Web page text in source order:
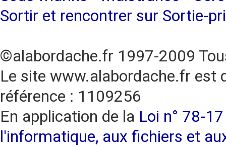
Sortir et rencontrer sur Sortie-
©alabordache.fr 1997-2009
Le site www.alabordache.fr est
référence : 1109256
En application de la Loi n° 78-
l'informatique, aux fichiers et